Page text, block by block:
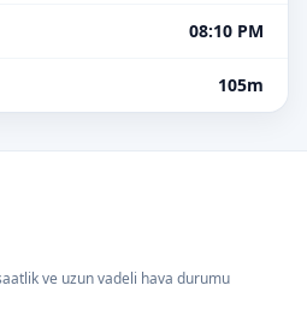
08:10 PM
105m
ve uzun vadeli hava durumu